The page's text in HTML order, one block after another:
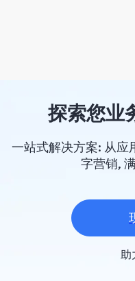
探索您业
一站式解决方案: 从应
字营销,
助